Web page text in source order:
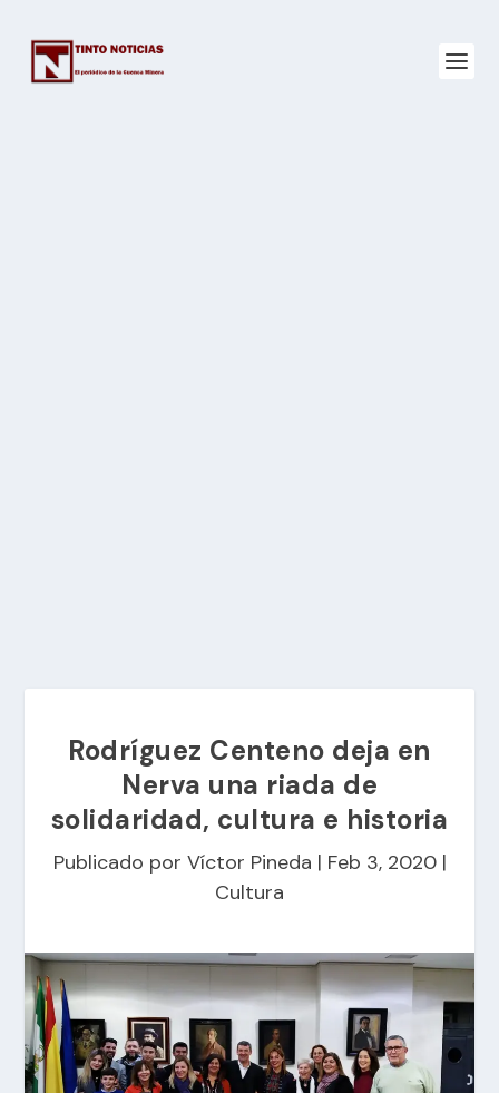
Rodríguez Centeno deja en
Nerva una riada de
solidaridad, cultura e historia
Publicado por Víctor Pineda | Feb 3, 2020|
Cultura